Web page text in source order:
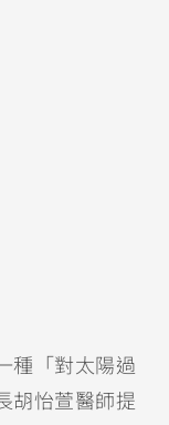
種「對太陽過
胡怡萱醫師提